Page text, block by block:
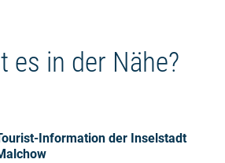
es in der Nähe?
Information der Inselstadt